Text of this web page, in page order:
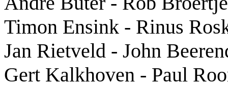
Timon Ensink - Rinus
Jan Rietveld - John
Gert Kalkhoven - Paul